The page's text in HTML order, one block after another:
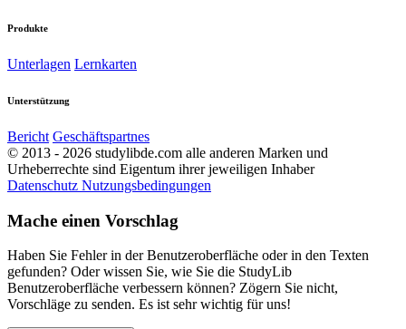
Produkte
Unterlagen Lernkarten
Unterstützung
Bericht Geschäftspartnes
© 2013 - 2026 studylibde.com alle anderen Marken und
Urheberrechte sind Eigentum ihrer jeweiligen Inhaber
Datenschutz Nutzungsbedingungen
Mache einen Vorschlag
Haben Sie Fehler in der Benutzeroberfläche oder in den Texten
gefunden? Oder wissen Sie, wie Sie die StudyLib
Benutzeroberfläche verbessern können? Zögern Sie nicht,
Vorschläge zu senden. Es ist sehr wichtig für uns!